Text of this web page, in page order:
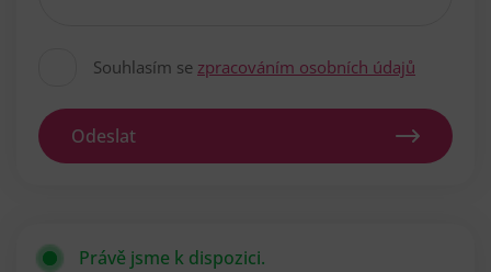
Souhlasím se zpracováním osobních údajů
Odeslat
Právě jsme k dispozici.